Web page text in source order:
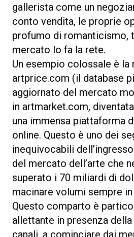
gallerista come un
conto vendita, le proprie
profumo di romanticismo,
mercato lo fa la rete.
Un esempio colossale è
artprice.com (il database
aggiornato del mercato
in artmarket.com,
una immensa piattaforma
online. Questo è uno dei
inequivocabili
del mercato dell’arte che
superato i 70 miliardi di
macinare volumi sempre
Questo comparto è
allettante in presenza
canali, a cominciare dai